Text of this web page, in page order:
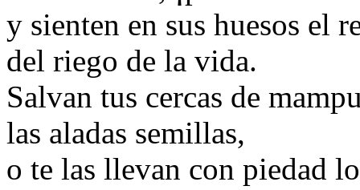
y sienten en sus huesos el
del riego de la vida.
Salvan tus cercas de
las aladas semillas,
o te las llevan con piedad